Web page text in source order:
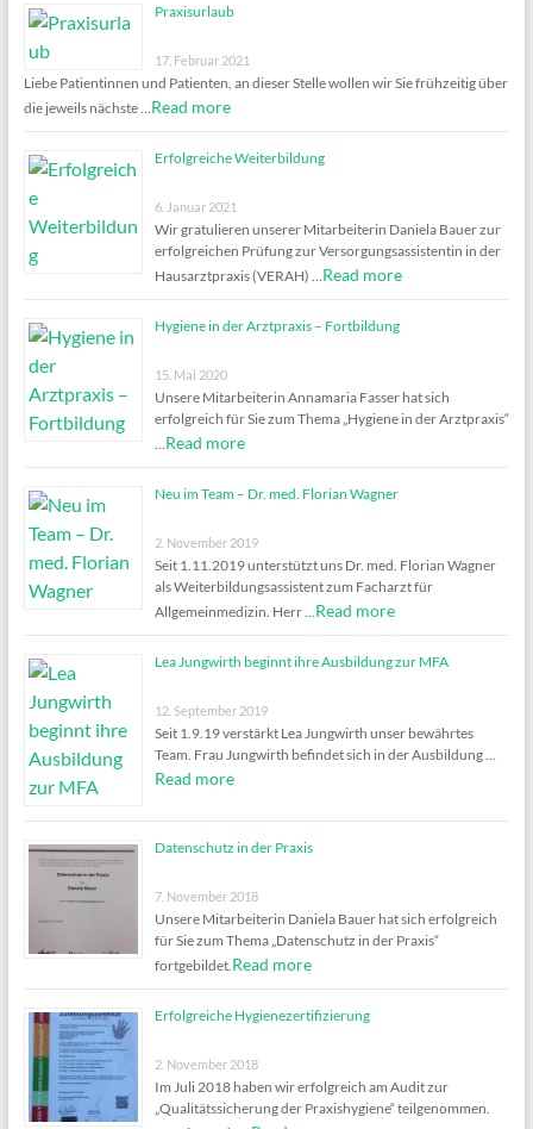
Praxisurlaub
17. Februar 2021
Liebe Patientinnen und Patienten, an dieser Stelle wollen wir Sie frühzeitig über
die jeweils nächste … Read more
Erfolgreiche Weiterbildung
6. Januar 2021
Wir gratulieren unserer Mitarbeiterin Daniela Bauer zur
erfolgreichen Prüfung zur Versorgungsassistentin in der
Hausarztpraxis (VERAH) … Read more
Hygiene in der Arztpraxis – Fortbildung
15. Mai 2020
Unsere Mitarbeiterin Annamaria Fasser hat sich
erfolgreich für Sie zum Thema „Hygiene in der Arztpraxis“
Read more
Neu im Team – Dr. med. Florian Wagner
2. November 2019
Seit 1.11.2019 unterstützt uns Dr. med. Florian Wagner
als Weiterbildungsassistent zum Facharzt für
Allgemeinmedizin. Herr … Read more
Lea Jungwirth beginnt ihre Ausbildung zur MFA
12. September 2019
Seit 1.9.19 verstärkt Lea Jungwirth unser bewährtes
Team. Frau Jungwirth befindet sich in der Ausbildung …
Read more
Datenschutz in der Praxis
7. November 2018
Unsere Mitarbeiterin Daniela Bauer hat sich erfolgreich
für Sie zum Thema „Datenschutz in der Praxis“
fortgebildet. Read more
Erfolgreiche Hygienezertifizierung
2. November 2018
Im Juli 2018 haben wir erfolgreich am Audit zur
„Qualitätssicherung der Praxishygiene“ teilgenommen.